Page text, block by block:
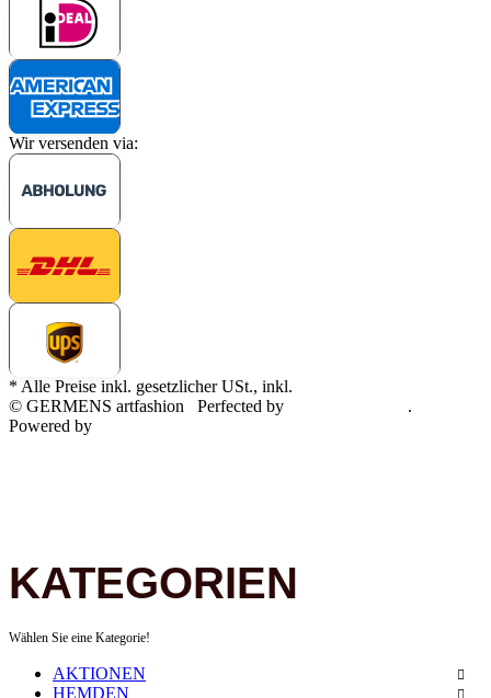
Wir versenden via:
* Alle Preise inkl. gesetzlicher USt., inkl.
© GERMENS artfashion
Perfected by
.
Powered by
KATEGORIEN
Wählen Sie eine Kategorie!
AKTIONEN
HEMDEN